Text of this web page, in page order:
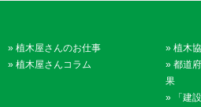
» 植木屋さんのお仕事
» 植木屋さんコラム
» 植木
» 都道
果
»
「建